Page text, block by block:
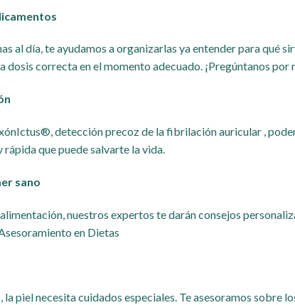
al día, te ayudamos a organizarlas ya entender para qué
dosis correcta en el momento adecuado. ¡Pregúntanos
detección precoz de la fibrilación auricular ,
rápida que puede salvarte la vida.
sano
nuestros expertos te darán consejos
en Dietas
la piel necesita cuidados especiales. Te asesoramos